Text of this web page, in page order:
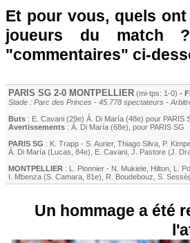
Et pour vous, quels
joueurs du match
"commentaires" ci-
PARIS SG 2-0 MONTPELLIER (mi-tps: 1-0) -
Stade : Parc des Princes - 45.778 spectateurs -
Buts : E. Cavani (29e) Á. Di María (48e) pour PARIS
Avertissements : Á. Di María (68e) , pour PARIS SG
PARIS SG : K. Trapp - S. Aurier, Thiago Silva P.
Á. Di María (Lucas , 84e) E. Cavani J. Pastore (J.
MONTPELLIER : L. Pionnier - N. Mukiele Hilton L.
I. Mbenza (S. Camara , 81e) R. Boudebouz S.
Un hommage a été